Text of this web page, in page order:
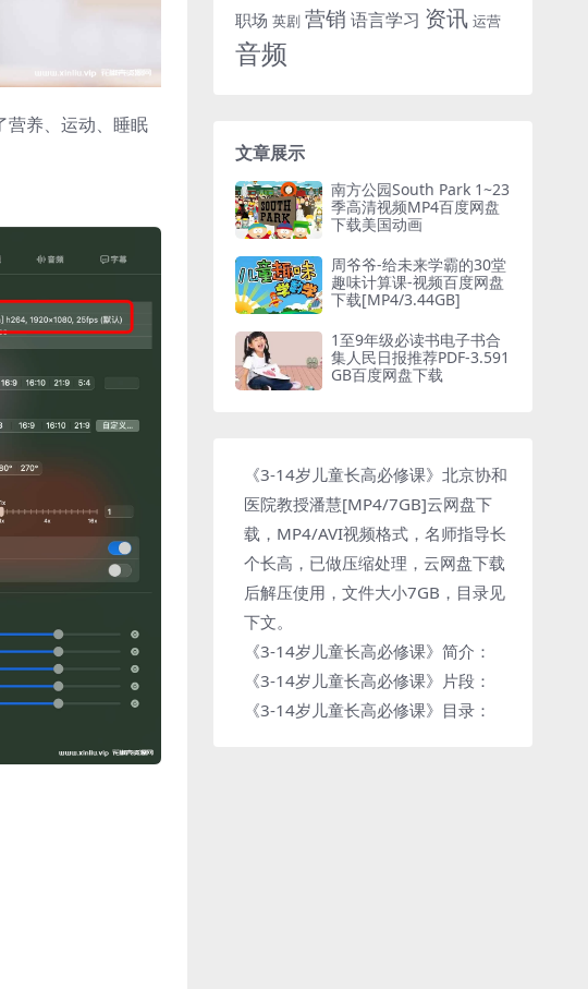
营养、运动、睡眠
职场 英剧 营销 语言学习 资讯 运营
音频
文章展示
南方公园South Park 1~23
季高清视频MP4百度网盘
下载美国动画
周爷爷-给未来学霸的30堂
趣味计算课-视频百度网盘
下载[MP4/3.44GB]
1至9年级必读书电子书合
集人民日报推荐PDF-3.591
GB百度网盘下载
《3-14岁儿童长高必修课》北京协和
医院教授潘慧[MP4/7GB]云网盘下
载，MP4/AVI视频格式，名师指导长
个长高，已做压缩处理，云网盘下载
后解压使用，文件大小7GB，目录见
下文。
《3-14岁儿童长高必修课》简介：
《3-14岁儿童长高必修课》片段：
《3-14岁儿童长高必修课》目录：